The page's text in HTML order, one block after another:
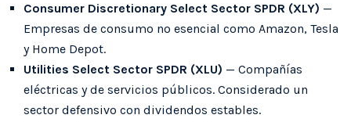
Consumer Discretionary Select Sector SPDR (XLY) —
Empresas de consumo no esencial como Amazon, Tesla
y Home Depot.
Utilities Select Sector SPDR (XLU) — Compañías
eléctricas y de servicios públicos. Considerado un
sector defensivo con dividendos estables.